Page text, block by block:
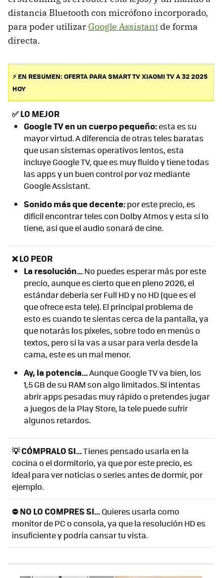
distancia Bluetooth con micrófono incorporado,
para poder utilizar Google Assistant de forma
directa.
⚡ EN RESUMEN: OFERTA PARA SMART TV XIAOMI TV A 32 2025
HOY
✅LO MEJOR
Google TV en un cuerpo pequeño:esta es su
mayor virtud. A diferencia de otras teles baratas
que usan sistemas operativos lentos, esta
incluye Google TV, que es muy fluido y tiene todas
las apps y un buen control por voz mediante
Google Assistant.
Sonido más que decente:por este precio, es
difícil encontrar teles con Dolby Atmos y esta sí lo
tiene, así que el audio sonará de cine.
❌ LO PEOR
La resolución...No puedes esperar más por este
precio, aunque es cierto que en pleno 2026, el
estándar debería ser Full HD y no HD (que es el
que ofrece esta tele). El principal problema de
esto es cuando te sientas cerca de la pantalla, ya
que notarás los píxeles, sobre todo en menús o
textos, pero si la vas a usar para verla desde la
cama, este es un mal menor.
Ay, la potencia...Aunque Google TV va bien, los
1,5 GB de su RAM son algo limitados. Si intentas
abrir apps pesadas muy rápido o pretendes jugar
a juegos de la Play Store, la tele puede sufrir
algunos retardos.
💡 CÓMPRALO SI...Tienes pensado usarla en la
cocina o el dormitorio, ya que por este precio, es
ideal para ver noticias o series antes de dormir, por
ejemplo.
⛔ NO LO COMPRES SI...Quieres usarla como
monitor de PC o consola, ya que la resolución HD es
insuficiente y podría cansar tu vista.